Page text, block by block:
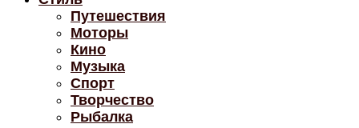
Путешествия
Моторы
Кино
Музыка
Спорт
Творчество
Рыбалка